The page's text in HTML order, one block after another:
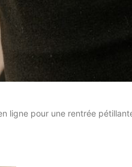
ligne pour une rentrée